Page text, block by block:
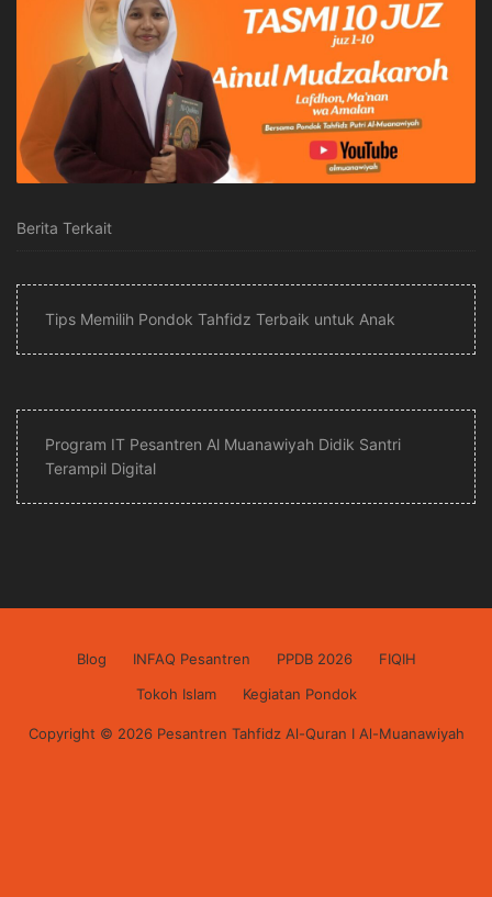
Berita Terkait
Tips Memilih Pondok Tahfidz Terbaik untuk Anak
Program IT Pesantren Al Muanawiyah Didik Santri
Terampil Digital
Blog INFAQ Pesantren PPDB 2026
FIQIH
Tokoh Islam
Kegiatan Pondok
Copyright © 2026 Pesantren Tahfidz Al-Quran I Al-Muanawiyah